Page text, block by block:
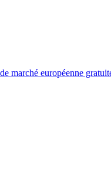
marché européenne